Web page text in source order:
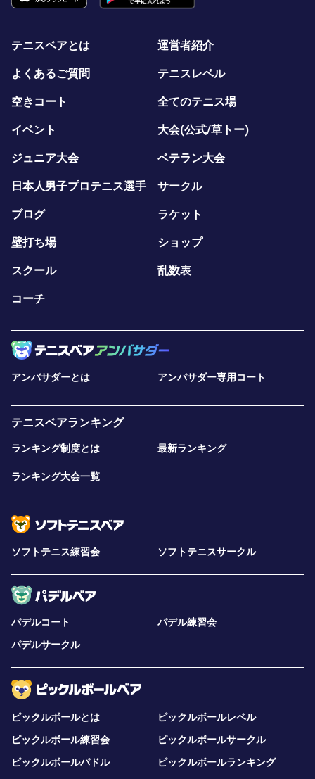
テニスベアとは 運営者紹介
よくあるご質問 テニスレベル
空きコート 全てのテニス場
イベント 大会(公式/草トー)
ジュニア大会 ベテラン大会
日本人男子プロテニス選手 サークル
ブログ ラケット
壁打ち場 ショップ
スクール 乱数表
コーチ
アンバサダーとは アンバサダー専用コート
テニスベアランキング
ランキング制度とは 最新ランキング
ランキング大会一覧
ソフトテニス練習会 ソフトテニスサークル
パデルコート
パデル練習会
パデルサークル
ピックルボールとは
ピックルボールレベル
ピックルボール練習会
ピックルボールサークル
ピックルボールパドル
ピックルボールランキング